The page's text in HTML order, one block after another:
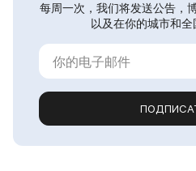
每周一次，我们将发送公告，
以及在你的城市和全